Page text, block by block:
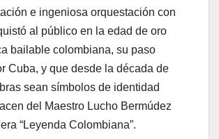
e ingeniosa orquestación con
al público en la edad de oro
bailable colombiana, su paso
Cuba, y que desde la década de
sean símbolos de identidad
del Maestro Lucho Bermúdez
“Leyenda Colombiana”.